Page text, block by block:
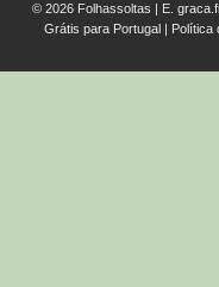
© 2026 Folhassoltas | E.
Grátis para Portugal | Política